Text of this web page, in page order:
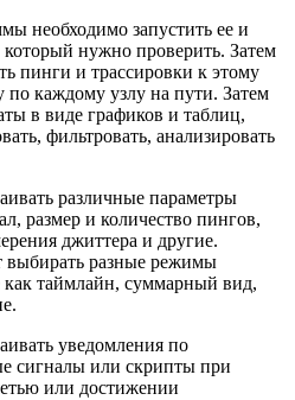
необходимо запустить ее и
который нужно проверить. Затем
пинги и трассировки к этому
по каждому узлу на пути. Затем
в виде графиков и таблиц,
фильтровать, анализировать
различные параметры
размер и количество пингов,
джиттера и другие.
выбирать разные режимы
таймлайн, суммарный вид,
уведомления по
сигналы или скрипты при
или достижении